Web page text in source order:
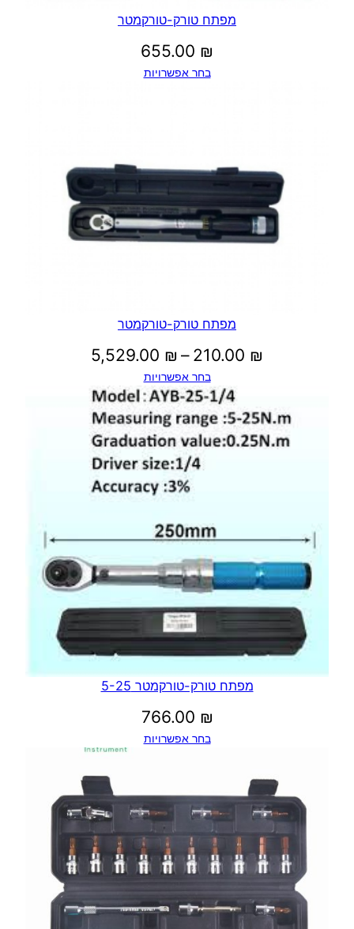
מפתח טורק-טורקמטר
655.00 ₪
בחר אפשרויות
מפתח טורק-טורקמטר
210.00 ₪
–
5,529.00 ₪
עד
בחר אפשרויות
מפתח טורק-טורקמטר 5-25
766.00 ₪
בחר אפשרויות